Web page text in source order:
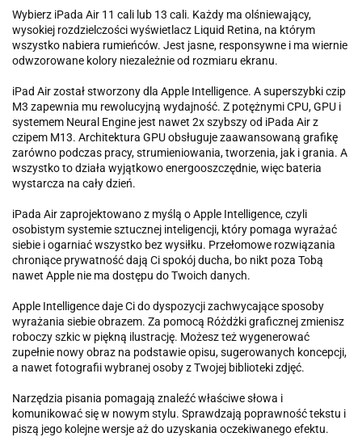
Wybierz iPada Air 11 cali lub 13 cali. Każdy ma olśniewający,
wysokiej rozdzielczości wyświetlacz Liquid Retina, na którym
wszystko nabiera rumieńców. Jest jasne, responsywne i ma wiernie
odwzorowane kolory niezależnie od rozmiaru ekranu.
iPad Air został stworzony dla Apple Intelligence. A superszybki czip
M3 zapewnia mu rewolucyjną wydajność. Z potężnymi CPU, GPU i
systemem Neural Engine jest nawet 2x szybszy od iPada Air z
czipem M13. Architektura GPU obsługuje zaawansowaną grafikę
zarówno podczas pracy, strumieniowania, tworzenia, jak i grania. A
wszystko to działa wyjątkowo energooszczędnie, więc bateria
wystarcza na cały dzień.
iPada Air zaprojektowano z myślą o Apple Intelligence, czyli
osobistym systemie sztucznej inteligencji, który pomaga wyrażać
siebie i ogarniać wszystko bez wysiłku. Przełomowe rozwiązania
chroniące prywatność dają Ci spokój ducha, bo nikt poza Tobą
nawet Apple nie ma dostępu do Twoich danych.
Apple Intelligence daje Ci do dyspozycji zachwycające sposoby
wyrażania siebie obrazem. Za pomocą Różdżki graficznej zmienisz
roboczy szkic w piękną ilustrację. Możesz też wygenerować
zupełnie nowy obraz na podstawie opisu, sugerowanych koncepcji,
a nawet fotografii wybranej osoby z Twojej biblioteki zdjęć.
Narzędzia pisania pomagają znaleźć właściwe słowa i
komunikować się w nowym stylu. Sprawdzają poprawność tekstu i
piszą jego kolejne wersje aż do uzyskania oczekiwanego efektu.